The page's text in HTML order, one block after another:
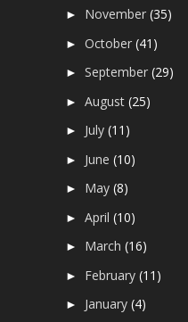
► November(35)
►October(41)
►September(29)
►August(25)
► July(11)
► June(10)
► May(8)
►April(10)
► March(16)
► February(11)
► January(4)